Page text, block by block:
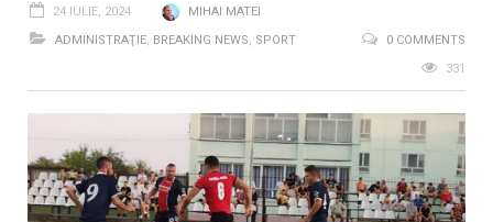
24 IULIE, 2024
MIHAI MATEI
ADMINISTRAŢIE, BREAKING NEWS, SPORT
0 COMMENTS
331